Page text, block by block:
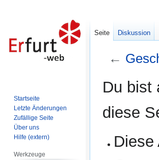
←
Zur
Navigation
Zur
Suche
Du bist
diese
Seite Diskussion
Startseite
Letzte Änderungen
Zufällige Seite
Über uns
Hilfe (extern)
Werkzeuge